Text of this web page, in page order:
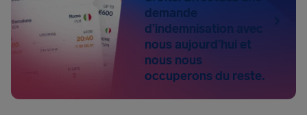
demande
d’indemnisation avec
nous aujourd’hui et
nous nous
occuperons du reste.